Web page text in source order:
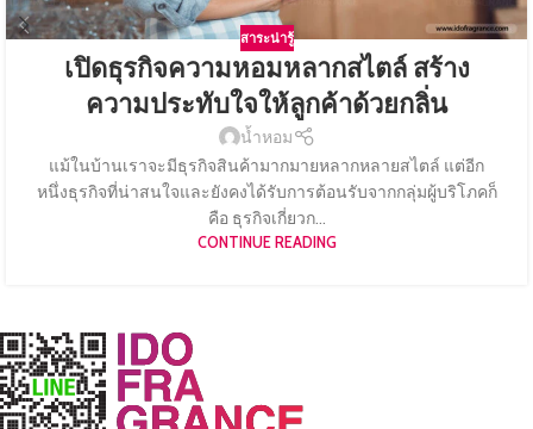
สาระน่ารู้
เปิดธุรกิจความหอมหลากสไตล์ สร้าง
ความประทับใจให้ลูกค้าด้วยกลิ่น
น้ำหอม
แม้ในบ้านเราจะมีธุรกิจสินค้ามากมายหลากหลายสไตล์ แต่อีก
หนึ่งธุรกิจที่น่าสนใจและยังคงได้รับการต้อนรับจากกลุ่มผู้บริโภคก็
คือ ธุรกิจเกี่ยวก...
CONTINUE READING